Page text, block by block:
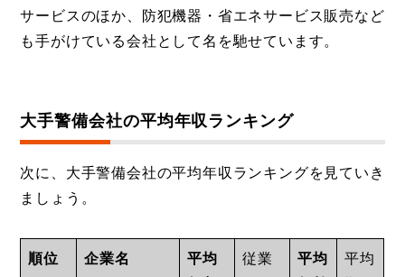
サービスのほか、防犯機器・省エネサービス販売など
も手がけている会社として名を馳せています。
大手警備会社の平均年収ランキング
次に、大手警備会社の平均年収ランキングを見ていき
ましょう。
順位 企業名
平均
従業
平均
平均